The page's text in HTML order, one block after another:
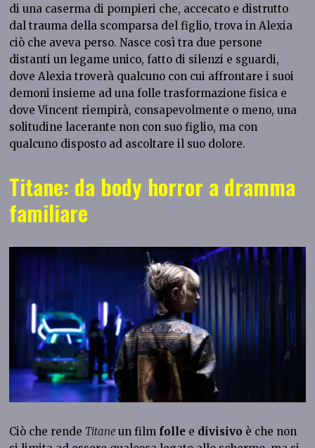
di una caserma di pompieri che, accecato e distrutto
dal trauma della scomparsa del figlio, trova in Alexia
ciò che aveva perso. Nasce così tra due persone
distanti un legame unico, fatto di silenzi e sguardi,
dove Alexia troverà qualcuno con cui affrontare i suoi
demoni insieme ad una folle trasformazione fisica e
dove Vincent riempirà, consapevolmente o meno, una
solitudine lacerante non con suo figlio, ma con
qualcuno disposto ad ascoltare il suo dolore.
Titane: da body horror a dramma
familiare
Ciò che rende Titaneun film folle e divisivo è che non